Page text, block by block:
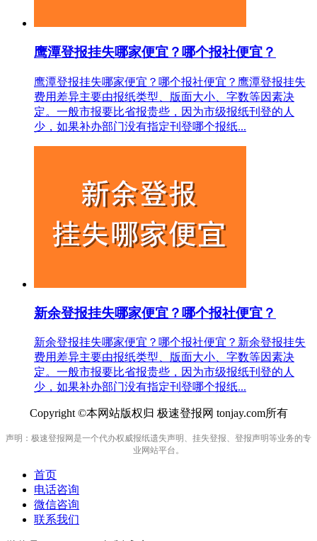
鹰潭登报挂失哪家便宜？哪个报社便宜？
鹰潭登报挂失哪家便宜？哪个报社便宜？鹰潭登报挂失
费用差异主要由报纸类型、版面大小、字数等因素决
定。一般市报要比省报贵些，因为市级报纸刊登的人
少，如果补办部门没有指定刊登哪个报纸...
新余登报挂失哪家便宜？哪个报社便宜？
新余登报挂失哪家便宜？哪个报社便宜？新余登报挂失
费用差异主要由报纸类型、版面大小、字数等因素决
定。一般市报要比省报贵些，因为市级报纸刊登的人
少，如果补办部门没有指定刊登哪个报纸...
Copyright ©本网站版权归 极速登报网 tonjay.com所有
声明：极速登报网是一个代办权威报纸遗失声明、挂失登报、登报声明等业务的专
业网站平台。
首页
电话咨询
微信咨询
联系我们